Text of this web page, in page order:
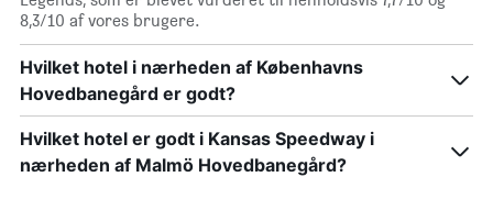
8,3/10 af vores brugere.
Hvilket hotel i nærheden af Københavns
Hovedbanegård er godt?
Hvilket hotel er godt i Kansas Speedway i
nærheden af Malmö Hovedbanegård?